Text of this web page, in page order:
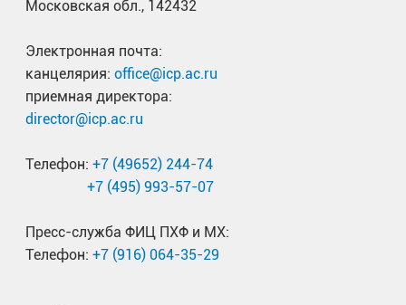
Московская обл., 142432
Электронная почта:
канцелярия: office@icp.ac.ru
приемная директора:
director@icp.ac.ru
Телефон: +7 (49652) 244-74
+7 (495) 993-57-07
Пресс-служба ФИЦ ПХФ и МХ:
Телефон: +7 (916) 064-35-29